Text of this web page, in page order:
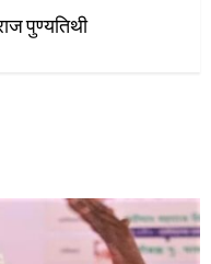
पुण्यतिथी